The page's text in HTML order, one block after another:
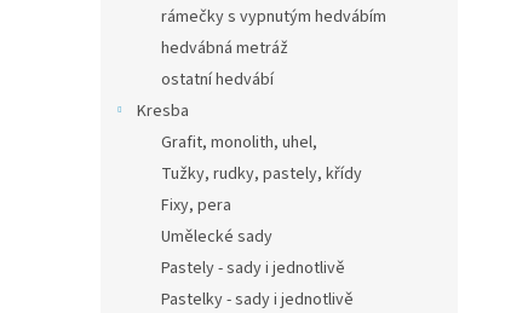
rámečky s vypnutým hedvábím
hedvábná metráž
ostatní hedvábí
Kresba
Grafit, monolith, uhel,
Tužky, rudky, pastely, křídy
Fixy, pera
Umělecké sady
Pastely - sady i jednotlivě
Pastelky - sady i jednotlivě